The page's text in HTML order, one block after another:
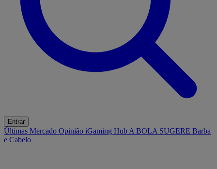
Entrar
Últimas Mercado Opinião iGaming Hub A BOLA SUGERE Barba
e Cabelo